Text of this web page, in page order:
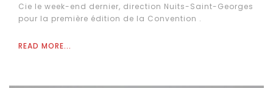
Cie le week-end dernier, direction Nuits-Saint-Georges
pour la première édition de la Convention .
READ MORE...